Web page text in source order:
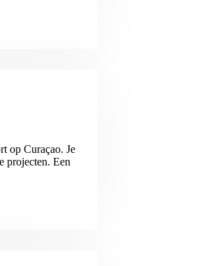
op Curaçao. Je
projecten. Een